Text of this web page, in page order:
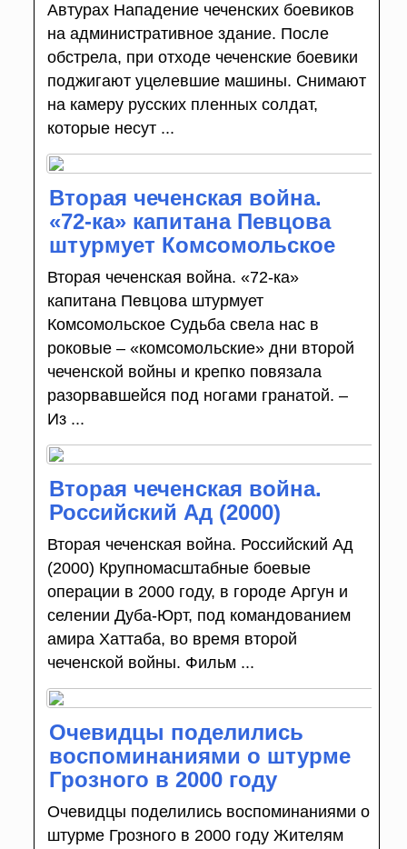
Автурах Нападение чеченских боевиков
на административное здание. После
обстрела, при отходе чеченские боевики
поджигают уцелевшие машины. Снимают
на камеру русских пленных солдат,
которые несут ...
Вторая чеченская война.
«72-ка» капитана Певцова
штурмует Комсомольское
Вторая чеченская война. «72-ка»
капитана Певцова штурмует
Комсомольское Судьба свела нас в
роковые – «комсомольские» дни второй
чеченской войны и крепко повязала
разорвавшейся под ногами гранатой. –
Из ...
Вторая чеченская война.
Российский Ад (2000)
Вторая чеченская война. Российский Ад
(2000) Крупномасштабные боевые
операции в 2000 году, в городе Аргун и
селении Дуба-Юрт, под командованием
амира Хаттаба, во время второй
чеченской войны. Фильм ...
Очевидцы поделились
воспоминаниями о штурме
Грозного в 2000 году
Очевидцы поделились воспоминаниями о
штурме Грозного в 2000 году Жителям